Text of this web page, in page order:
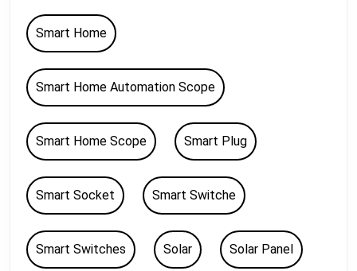
Smart Home
Smart Home Automation Scope
Smart Home Scope Smart Plug
Smart Socket Smart Switche
Smart Switches Solar Solar Panel